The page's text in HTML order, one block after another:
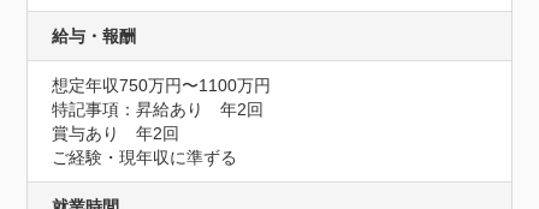
給与・報酬
想定年収750万円〜1100万円
特記事項：昇給あり　年2回
賞与あり　年2回
ご経験・現年収に準ずる